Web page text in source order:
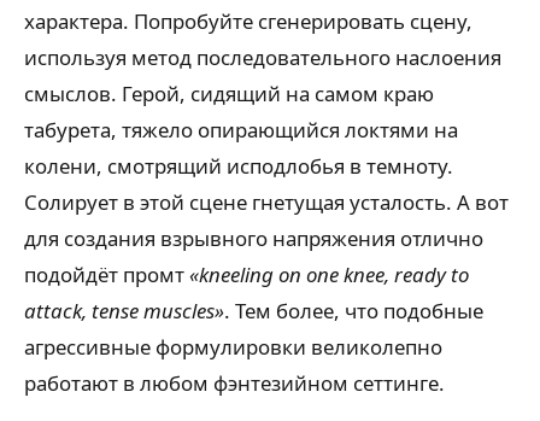
характера. Попробуйте сгенерировать сцену,
используя метод последовательного наслоения
смыслов. Герой, сидящий на самом краю
табурета, тяжело опирающийся локтями на
колени, смотрящий исподлобья в темноту.
Солирует в этой сцене гнетущая усталость. А вот
для создания взрывного напряжения отлично
подойдёт промт«kneeling on one knee, ready to
attack, tense muscles». Тем более, что подобные
агрессивные формулировки великолепно
работают в любом фэнтезийном сеттинге.